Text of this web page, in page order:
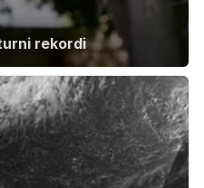
rekordi